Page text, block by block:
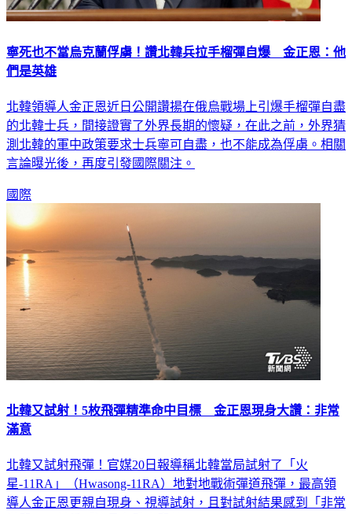
寧死也不當烏克蘭俘虜！讚北韓兵拉手榴彈自爆 金正恩：他
們是英雄
北韓領導人金正恩近日公開讚揚在俄烏戰場上引爆手榴彈自盡
的北韓士兵，間接證實了外界長期的懷疑，在此之前，外界猜
測北韓的軍中政策要求士兵寧可自盡，也不能成為俘虜。相關
言論曝光後，再度引發國際關注。
國際
北韓又試射！5枚飛彈精準命中目標 金正恩現身大讚：非常
滿意
北韓又試射飛彈！官媒20日報導稱北韓當局試射了「火
星-11RA」（Hwasong-11RA）地對地戰術彈道飛彈，最高領
導人金正恩更親自現身、視導試射，且對試射結果感到「非常